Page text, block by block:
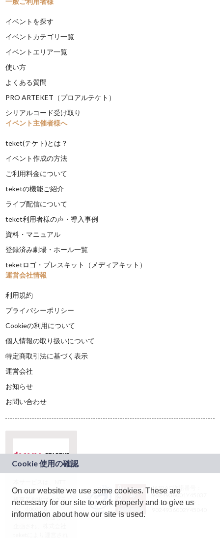
イベントを探す
イベントカテゴリ一覧
イベントエリア一覧
使い方
よくある質問
PRO ARTEKET（プロアルテケト）
シリアルコード受け取り
イベント主催者様へ
teket(テケト)とは？
イベント作成の方法
ご利用料金について
teketの機能ご紹介
ライブ配信について
teket利用者様の声・導入事例
資料・マニュアル
登録済み劇場・ホール一覧
teketロゴ・プレスキット（メディアキット）
運営会社情報
利用規約
プライバシーポリシー
Cookieの利用について
個人情報の取り扱いについて
特定商取引法に基づく表示
運営会社
お知らせ
お問い合わせ
ドコモグループの新
規事業創出プログラ
ム「docomo
STARTUP」を通じて
JASRAC許諾番号：
9024936001Y45037
JASRAC許諾番号：
On our website we use some cookies. These are
necessary for our site to work properly and to give us
information about how our site is used.